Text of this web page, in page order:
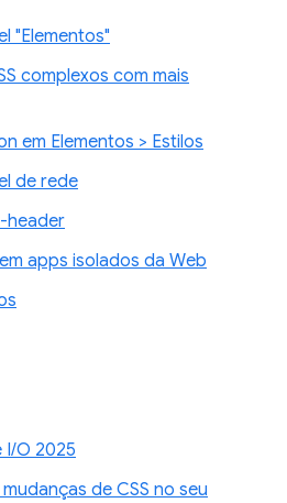
"Elementos"
complexos com mais
em Elementos > Estilos
de rede
header
apps isolados da Web
I/O 2025
de CSS no seu